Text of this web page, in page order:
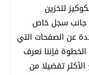
لتخزين
جانب سجل خاص
عن الصفحات التي
فإننا نعرف
تفضيلا من